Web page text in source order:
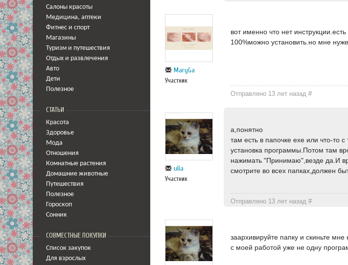
Салоны красоты
Медицина, аптеки
Фитнес и спорт
Магазины
Туризм и путешествия
Отдых и развлечения
Авто
Дети
Полезное
СТАТЬИ
Красота
Здоровье
Мода
Отношения
Комнатные растения
Домашние животные
Путешествия
Полезное
Гороскоп
Сонник
СОВМЕСТНЫЕ ПОКУПКИ
Список закупок
Для взрослых
MaryGa
Участник
вот именно что нет
100%можно установить.но мне
Отправлено 13 лет назад#
ulia
Участник
а,понятно
там есть в папочке exe или что-то
установка программы.Потом там
нажимать "Принимаю",везде да.И
смотрите во всех папках,должен
Отправлено 13 лет назад#
заархивируйте папку и скиньте
с моей работой уже не одну